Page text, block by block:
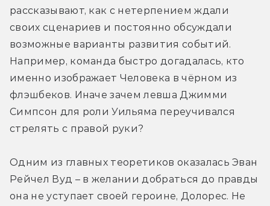
рассказывают, как с нетерпением ждали
своих сценариев и постоянно обсуждали
возможные варианты развития событий.
Например, команда быстро догадалась, кто
именно изображает Человека в чёрном из
флэшбеков. Иначе зачем левша Джимми
Симпсон для роли Уильяма переучивался
стрелять с правой руки?
Одним из главных теоретиков оказалась Эван
Рейчел Вуд – в желании добраться до правды
она не уступает своей героине, Долорес. Не